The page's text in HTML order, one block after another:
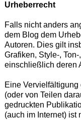
Urheberrecht
Falls nicht anders
dem Blog dem
Autoren. Dies gilt
Grafiken, Style-,
einschließlich deren
Eine
(oder von Teilen
gedruckten
(auch im Internet) ist